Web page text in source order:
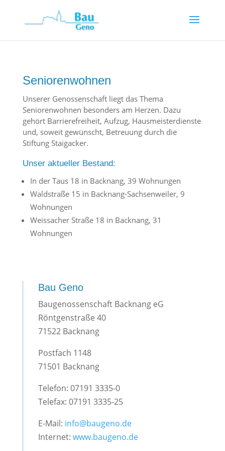
Seniorenwohnen
Unserer Genossenschaft liegt das Thema
Seniorenwohnen besonders am Herzen. Dazu
gehört Barrierefreiheit, Aufzug, Hausmeisterdienste
und, soweit gewünscht, Betreuung durch die
Stiftung Staigacker.
Unser aktueller Bestand:
In der Taus 18 in Backnang, 39 Wohnungen
Waldstraße 15 in Backnang-Sachsenweiler, 9
Wohnungen
Weissacher Straße 18 in Backnang, 31
Wohnungen
Bau Geno
Baugenossenschaft Backnang eG
Röntgenstraße 40
71522 Backnang
Postfach 1148
71501 Backnang
Telefon: 07191 3335-0
Telefax: 07191 3335-25
E-Mail: info@baugeno.de
Internet: www.baugeno.de